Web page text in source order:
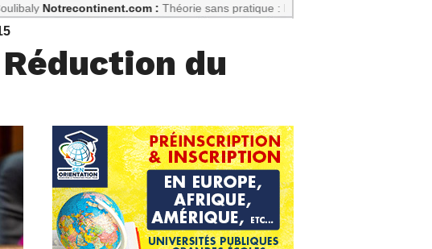
: Théorie sans pratique : La recette du désastre des séries
du